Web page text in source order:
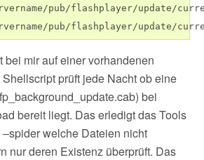
pub/flashplayer/update/
pub/flashplayer/update/
bei mir auf einer vorhandenen
prüft jede Nacht ob eine
bei
bereit liegt. Das erledigt das Tools
welche Dateien nicht
nur deren Existenz überprüft. Das